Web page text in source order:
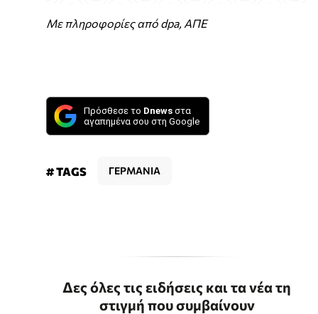
Με πληροφορίες από dpa, ΑΠΕ
Πρόσθεσε το Dnews στα
αγαπημένα σου στη Google
# TAGS ΓΕΡΜΑΝΙΑ
Δες όλες τις ειδήσεις και τα νέα τη
στιγμή που συμβαίνουν